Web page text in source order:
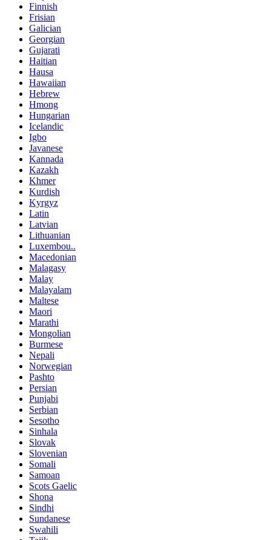
Finnish
Frisian
Galician
Georgian
Gujarati
Haitian
Hausa
Hawaiian
Hebrew
Hmong
Hungarian
Icelandic
Igbo
Javanese
Kannada
Kazakh
Khmer
Kurdish
Kyrgyz
Latin
Latvian
Lithuanian
Luxembou..
Macedonian
Malagasy
Malay
Malayalam
Maltese
Maori
Marathi
Mongolian
Burmese
Nepali
Norwegian
Pashto
Persian
Punjabi
Serbian
Sesotho
Sinhala
Slovak
Slovenian
Somali
Samoan
Scots Gaelic
Shona
Sindhi
Sundanese
Swahili